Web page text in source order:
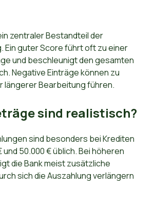
zentraler Bestandteil der
Ein guter Score führt oft zu einer
und beschleunigt den gesamten
Negative Einträge können zu
längerer Bearbeitung führen.
sind realistisch?
sind besonders bei Krediten
und 50.000 € üblich. Bei höheren
die Bank meist zusätzliche
sich die Auszahlung verlängern